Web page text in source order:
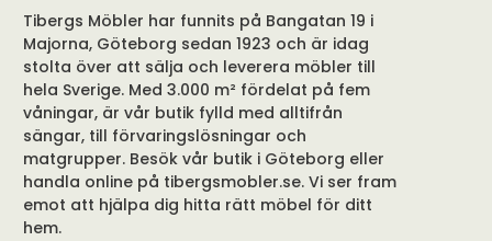
Tibergs Möbler har funnits på Bangatan 19 i
Majorna, Göteborg sedan 1923 och är idag
stolta över att sälja och leverera möbler till
hela Sverige. Med 3.000 m² fördelat på fem
våningar, är vår butik fylld med alltifrån
sängar, till förvaringslösningar och
matgrupper. Besök vår butik i Göteborg eller
handla online på tibergsmobler.se. Vi ser fram
emot att hjälpa dig hitta rätt möbel för ditt
hem.